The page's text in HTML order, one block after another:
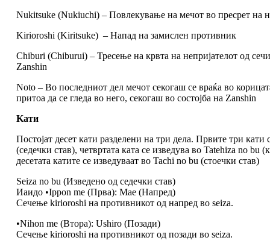
Nukitsuke (Nukiuchi) – Повлекување на мечот во пресрет на
Kirioroshi (Kiritsuke) – Напад на замислен противник
Chiburi (Chiburui) – Тресење на крвта на непријателот од
Zanshin
Noto – Во последниот дел мечот секогаш се враќа во
притоа да се гледа во него, секогаш во состојба на Zanshin
Kати
Постојат десет кати разделени на три дела. Првите три кати
(седечки став), четвртата ката се изведува во Tatehiza no bu
десетата катите се изведуваат во Tachi no bu (стоечки став)
Seiza no bu (Изведено од седечки став)
Иаидо •Ippon me (Прва): Mae (Напред)
Сечење kirioroshi на противникот од напред во seiza.
•Nihon me (Втора): Ushiro (Позади)
Сечење kirioroshi на противникот од позади во seiza.